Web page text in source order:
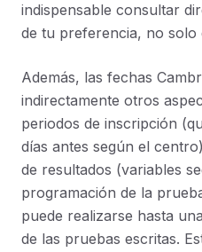
indispensable consultar
de tu preferencia, no solo
Además, las fechas
indirectamente otros
periodos de inscripción
días antes según el
de resultados (variables
programación de la
puede realizarse hasta
de las pruebas escritas.